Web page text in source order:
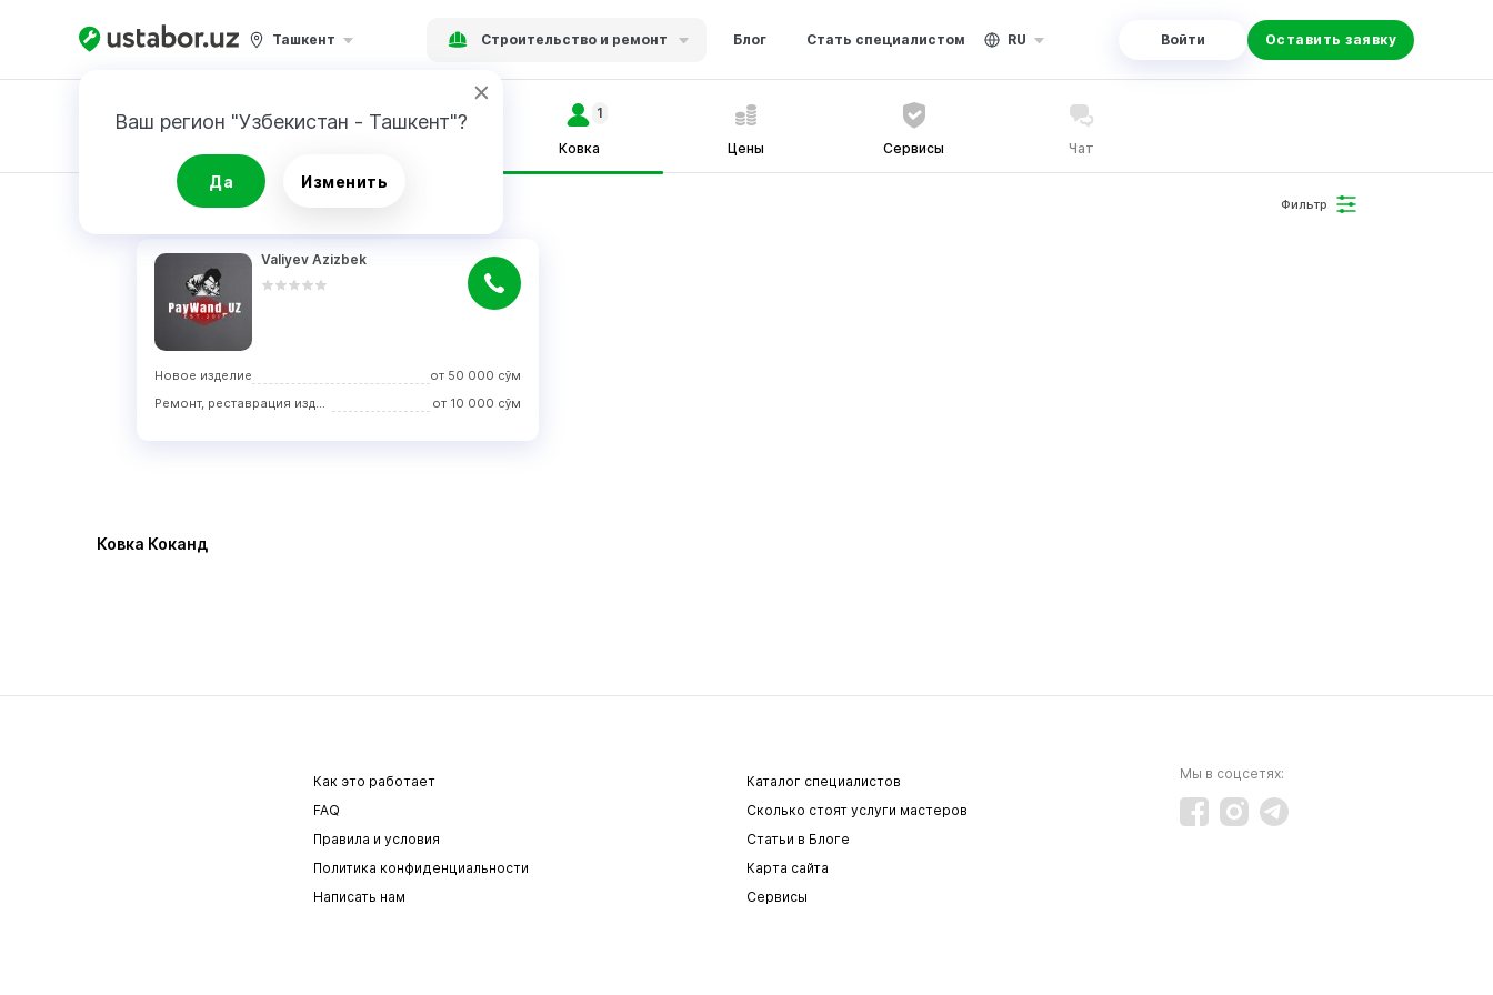
Ташкент Строительство и ремонт Блог Стать специалистом RU Войти Оставить заявку
Ваш регион "Узбекистан - Ташкент"?
Да Изменить
Ковка
1
Цены Сервисы Чат
РЕЗУЛЬТАТ Фильтр
Valiyev Azizbek
Новое изделие от 50 000 сўм
Ремонт, реставрация изделия
от 10 000 сўм
Ковка Коканд
Как это работает
Каталог специалистов
FAQ
Сколько стоят услуги мастеров
Правила и условия
Статьи в Блоге
Политика конфиденциальности
Карта сайта
Написать нам
Сервисы
Мы в соцсетях: